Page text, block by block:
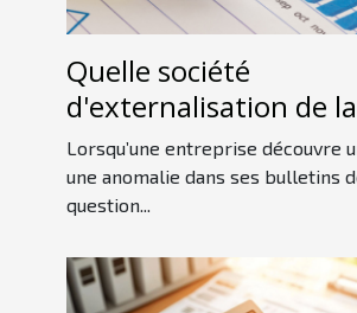
Quelle société
d'externalisation de
contacter pour un
?
Lorsqu’une entreprise découvre
une anomalie dans ses bulletins
question...